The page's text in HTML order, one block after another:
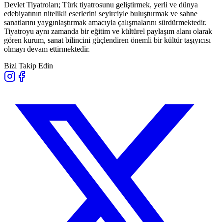
Devlet Tiyatroları; Türk tiyatrosunu geliştirmek, yerli ve dünya
edebiyatının nitelikli eserlerini seyirciyle buluşturmak ve sahne
sanatlarını yaygınlaştırmak amacıyla çalışmalarını sürdürmektedir.
Tiyatroyu aynı zamanda bir eğitim ve kültürel paylaşım alanı olarak
gören kurum, sanat bilincini güçlendiren önemli bir kültür taşıyıcısı
olmayı devam ettirmektedir.
Bizi Takip Edin